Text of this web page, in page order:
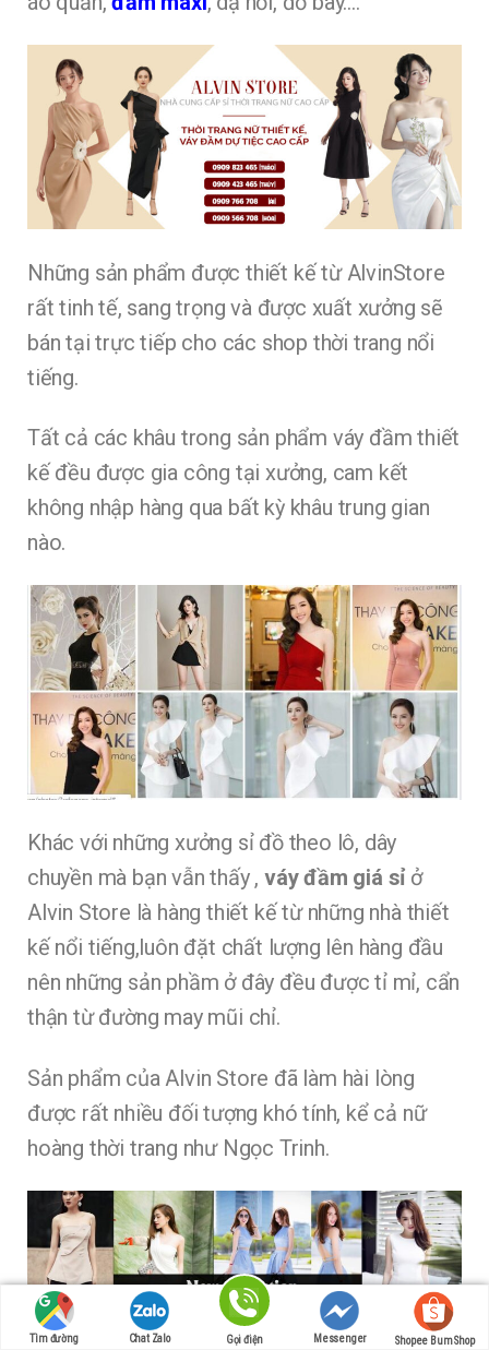
Những sản phẩm được thiết kế từ AlvinStore
rất tinh tế, sang trọng và được xuất xưởng sẽ
bán tại trực tiếp cho các shop thời trang nổi
tiếng.
Tất cả các khâu trong sản phẩm váy đầm thiết
kế đều được gia công tại xưởng, cam kết
không nhập hàng qua bất kỳ khâu trung gian
nào.
Khác với những xưởng sỉ đồ theo lô, dây
chuyền mà bạn vẫn thấy , váy đầm giá sỉ ở
Alvin Store là hàng thiết kế từ những nhà thiết
kế nổi tiếng,luôn đặt chất lượng lên hàng đầu
nên những sản phầm ở đây đều được tỉ mỉ, cẩn
thận từ đường may mũi chỉ.
Sản phẩm của Alvin Store đã làm hài lòng
được rất nhiều đối tượng khó tính, kể cả nữ
hoàng thời trang như Ngọc Trinh.
Tìm đường Chat Zalo Gọi điện Messenger Shopee Bum Shop